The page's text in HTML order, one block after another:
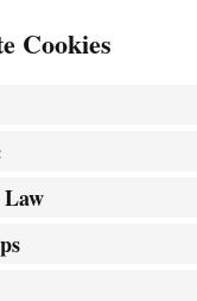
Cookies